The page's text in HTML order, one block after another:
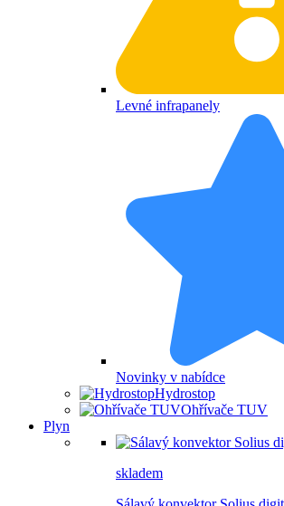
Levné infrapanely
Novinky v nabídce
Hydrostop
Ohřívače TUV
Plyn
skladem